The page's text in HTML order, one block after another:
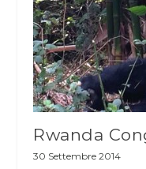
Rwanda
30 Settembre 2014